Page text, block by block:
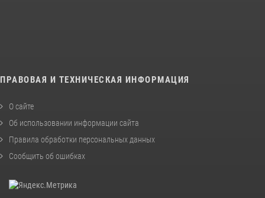
ПРАВОВАЯ И ТЕХНИЧЕСКАЯ ИНФОРМАЦИЯ
О сайте
Об использовании информации сайта
Правила обработки персональных данных
Сообщить об ошибках